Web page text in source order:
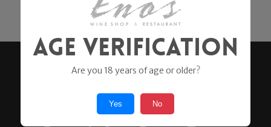
Age Verification
Are you 18 years of age or older?
Yes No